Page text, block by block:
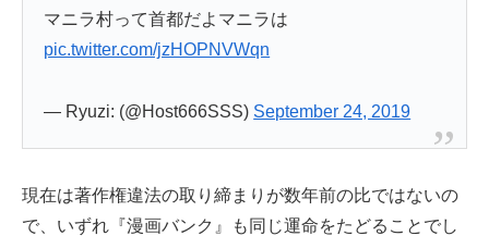
マニラ村って首都だよマニラは
pic.twitter.com/jzHOPNVWqn
— Ryuzi: (@Host666SSS) September 24, 2019
現在は著作権違法の取り締まりが数年前の比ではないの
で、いずれ『漫画バンク』も同じ運命をたどることでし